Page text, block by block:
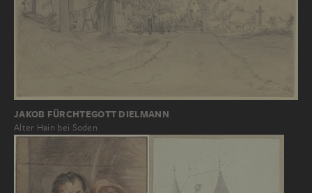
JAKOB FÜRCHTEGOTT DIELMANN
Alter Hain bei Soden